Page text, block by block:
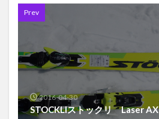
Prev
2016-04-30
STOCKLIストックリ Laser AX